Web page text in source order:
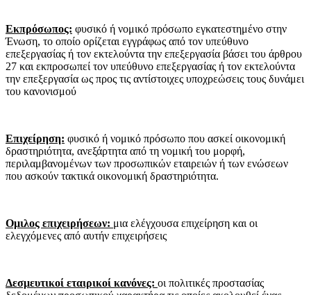
Εκπρόσωπος: φυσικό ή νομικό πρόσωπο εγκατεστημένο στην
Ένωση, το οποίο ορίζεται εγγράφως από τον υπεύθυνο
επεξεργασίας ή τον εκτελούντα την επεξεργασία βάσει του άρθρου
27 και εκπροσωπεί τον υπεύθυνο επεξεργασίας ή τον εκτελούντα
την επεξεργασία ως προς τις αντίστοιχες υποχρεώσεις τους δυνάμει
του κανονισμού
Επιχείρηση: φυσικό ή νομικό πρόσωπο που ασκεί οικονομική
δραστηριότητα, ανεξάρτητα από τη νομική του μορφή,
περιλαμβανομένων των προσωπικών εταιρειών ή των ενώσεων
που ασκούν τακτικά οικονομική δραστηριότητα.
Ομιλος επιχειρήσεων: μια ελέγχουσα επιχείρηση και οι
ελεγχόμενες από αυτήν επιχειρήσεις
Δεσμευτικοί εταιρικοί κανόνες: οι πολιτικές προστασίας